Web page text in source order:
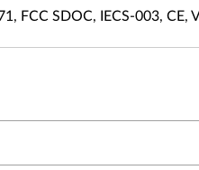
FCC SDOC, IECS-003, CE,